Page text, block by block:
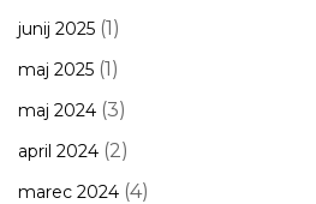
junij 2025 (1)
maj 2025 (1)
maj 2024 (3)
april 2024 (2)
marec 2024 (4)